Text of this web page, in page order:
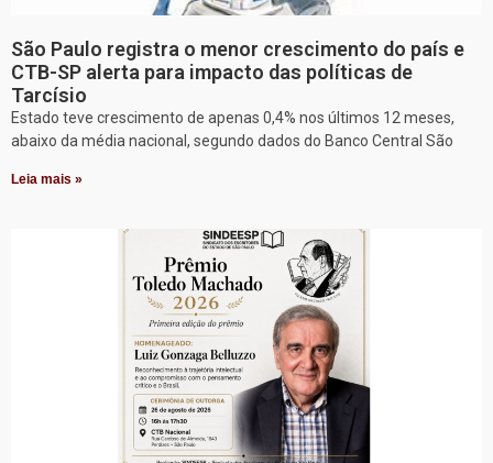
São Paulo registra o menor crescimento do país e
CTB-SP alerta para impacto das políticas de
Tarcísio
Estado teve crescimento de apenas 0,4% nos últimos 12 meses,
abaixo da média nacional, segundo dados do Banco Central São
Leia mais »